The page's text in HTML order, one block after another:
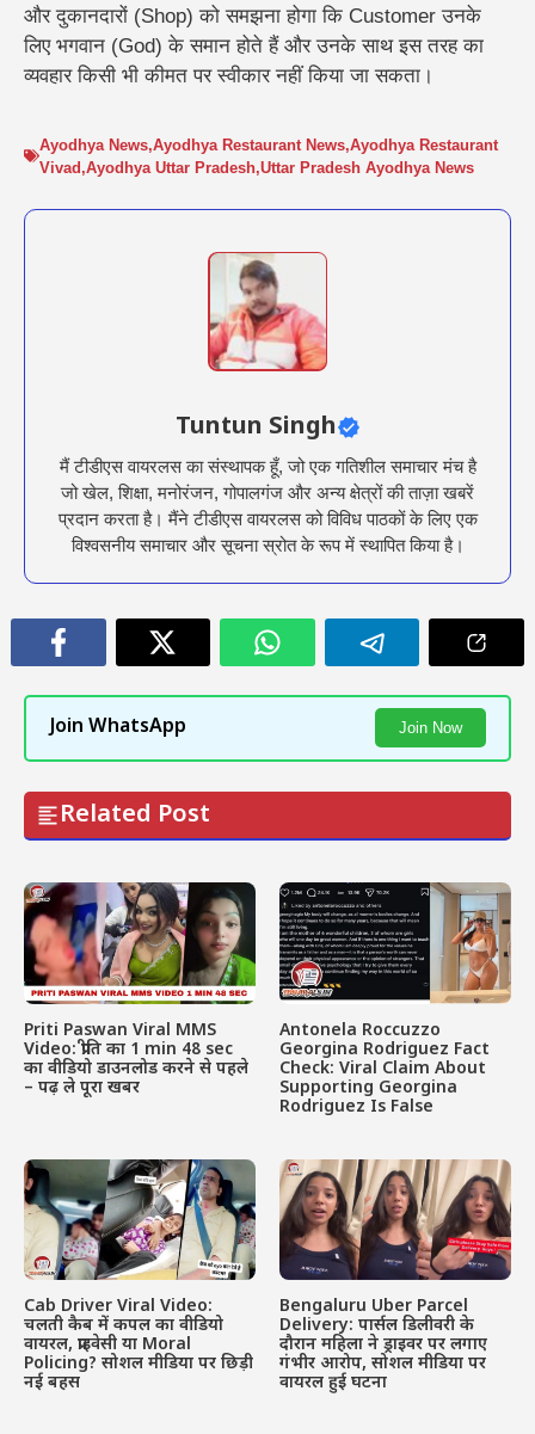
और दुकानदारों (Shop) को समझना होगा कि Customer उनके
लिए भगवान (God) के समान होते हैं और उनके साथ इस तरह का
व्यवहार किसी भी कीमत पर स्वीकार नहीं किया जा सकता।
Ayodhya News,Ayodhya Restaurant News,Ayodhya Restaurant
Vivad,Ayodhya Uttar Pradesh,Uttar Pradesh Ayodhya News
Tuntun Singh
मैं टीडीएस वायरलस का संस्थापक हूँ, जो एक गतिशील समाचार मंच है
जो खेल, शिक्षा, मनोरंजन, गोपालगंज और अन्य क्षेत्रों की ताज़ा खबरें
प्रदान करता है। मैंने टीडीएस वायरलस को विविध पाठकों के लिए एक
विश्वसनीय समाचार और सूचना स्रोत के रूप में स्थापित किया है।
Join WhatsApp Join Now
Related Post
Priti Paswan Viral MMS
Video: प्रीति का 1 min 48 sec
का वीडियो डाउनलोड करने से पहले
– पढ़ ले पूरा खबर
Antonela Roccuzzo
Georgina Rodriguez Fact
Check: Viral Claim About
Supporting Georgina
Rodriguez Is False
Cab Driver Viral Video:
चलती कैब में कपल का वीडियो
वायरल, प्राइवेसी या Moral
Policing? सोशल मीडिया पर छिड़ी
नई बहस
Bengaluru Uber Parcel
Delivery: पार्सल डिलीवरी के
दौरान महिला ने ड्राइवर पर लगाए
गंभीर आरोप, सोशल मीडिया पर
वायरल हुई घटना